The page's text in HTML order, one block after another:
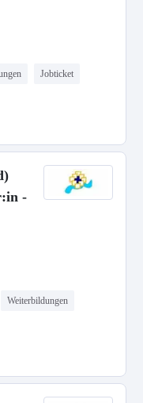
Jobticket
-
Weiterbildungen